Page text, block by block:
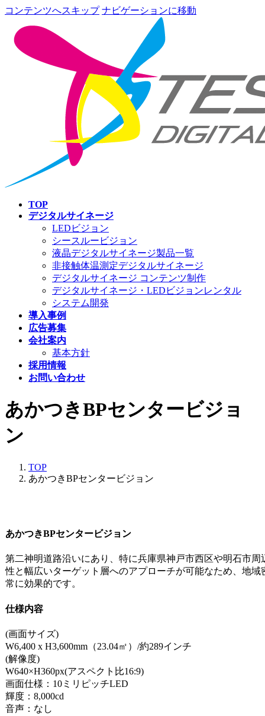
コンテンツへスキップ ナビゲーションに移動
TOP
デジタルサイネージ
LEDビジョン
シースルービジョン
液晶デジタルサイネージ製品一覧
非接触体温測定デジタルサイネージ
デジタルサイネージ コンテンツ制作
デジタルサイネージ・LEDビジョンレンタル
システム開発
導入事例
広告募集
会社案内
基本方針
採用情報
お問い合わせ
あかつきBPセンタービジョ
ン
TOP
あかつきBPセンタービジョン
あかつきBPセンタービジョン
第二神明道路沿いにあり、特に兵庫県神戸市西区や明石市周
性と幅広いターゲット層へのアプローチが可能なため、地域
常に効果的です。
仕様内容
(画面サイズ)
W6,400 x H3,600mm（23.04㎡）/約289インチ
(解像度)
W640×H360px(アスペクト比16:9)
画面仕様：10ミリピッチLED
輝度：8,000cd
音声：なし